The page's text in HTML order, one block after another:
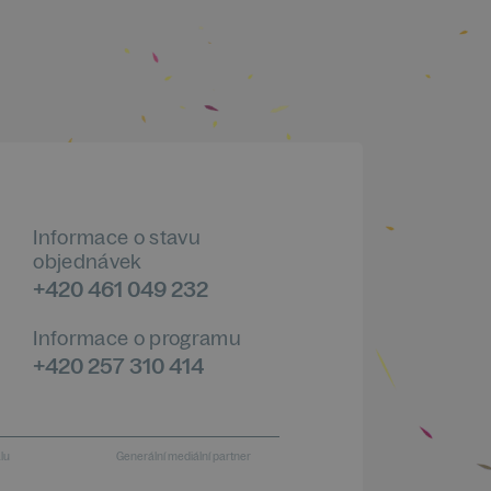
Informace o stavu
objednávek
+420 461 049 232
Informace o programu
+420 257 310 414
Generální mediální partner